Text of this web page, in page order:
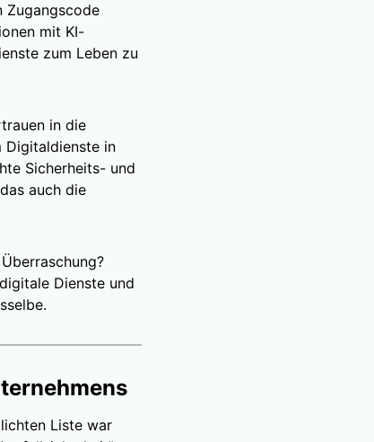
Zugangscode
mit KI-
zum Leben zu
in die
Digitaldienste in
Sicherheits- und
auch die
Dienste und
Liste war